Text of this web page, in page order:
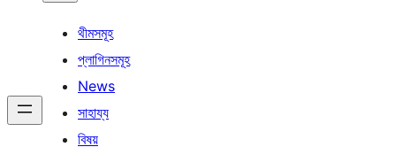
থীমসমূহ
প্লাগিনসমূহ
News
সাহায্য
বিষয়